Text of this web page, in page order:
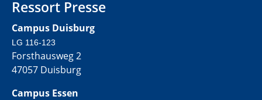
Ressort Presse
Campus Duisburg
LG 116-123
Forsthausweg 2
47057 Duisburg
Campus Essen